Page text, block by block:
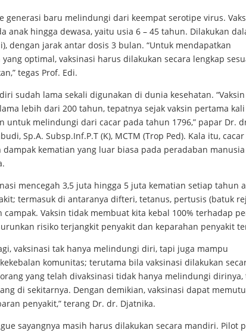
generasi baru melindungi dari keempat serotipe virus.
anak hingga dewasa, yaitu usia 6 – 45 tahun. Dilakukan
dengan jarak antar dosis 3 bulan. “Untuk mendapatkan
optimal, vaksinasi harus dilakukan secara lengkap
tegas Prof. Edi.
sudah lama sekali digunakan di dunia kesehatan.
lebih dari 200 tahun, tepatnya sejak vaksin pertama kali
untuk melindungi dari cacar pada tahun 1796,” papar Dr.
Sp.A. Subsp.Inf.P.T (K), MCTM (Trop Ped). Kala itu, cacar
kematian yang luar biasa pada peradaban
mencegah 3,5 juta hingga 5 juta kematian setiap tahun
termasuk di antaranya difteri, tetanus, pertusis (batuk
campak. Vaksin tidak membuat kita kebal 100% terhadap
risiko terjangkit penyakit dan keparahan penyakit
vaksinasi tak hanya melindungi diri, tapi juga mampu
komunitas; terutama bila vaksinasi dilakukan
yang telah divaksinasi tidak hanya melindungi dirinya,
di sekitarnya. Dengan demikian, vaksinasi dapat
penyakit,” terang Dr. dr. Djatnika.
sayangnya masih harus dilakukan secara mandiri. Pilot